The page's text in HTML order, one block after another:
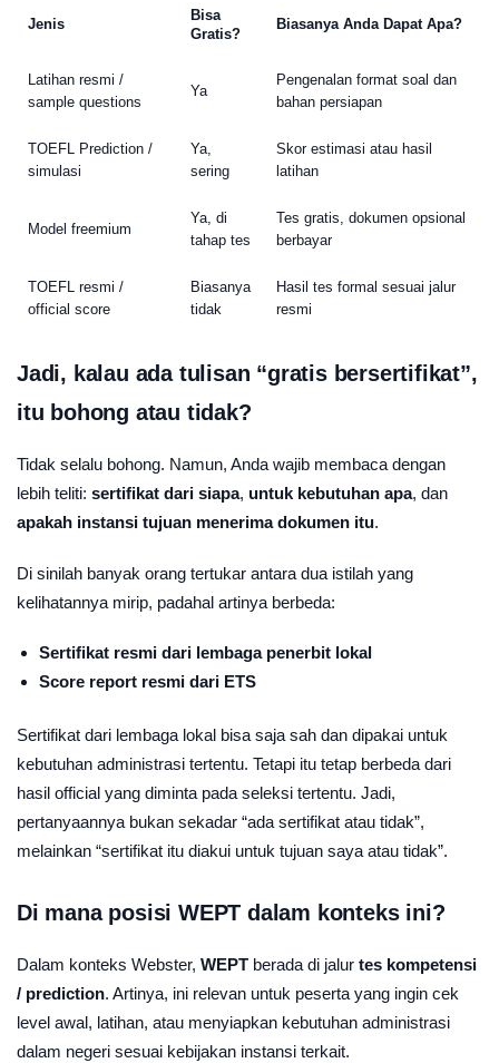
Jenis
Bisa
Gratis?
Biasanya Anda Dapat Apa?
Latihan resmi /
sample questions
Ya
Pengenalan format soal dan
bahan persiapan
TOEFL Prediction /
simulasi
Ya,
sering
Skor estimasi atau hasil
latihan
Model freemium
Ya, di
tahap tes
Tes gratis, dokumen opsional
berbayar
TOEFL resmi /
official score
Biasanya
tidak
Hasil tes formal sesuai jalur
resmi
Jadi, kalau ada tulisan “gratis bersertifikat”,
itu bohong atau tidak?
Tidak selalu bohong. Namun, Anda wajib membaca dengan
lebih teliti: sertifikat dari siapa, untuk kebutuhan apa, dan
apakah instansi tujuan menerima dokumen itu.
Di sinilah banyak orang tertukar antara dua istilah yang
kelihatannya mirip, padahal artinya berbeda:
Sertifikat resmi dari lembaga penerbit lokal
Score report resmi dari ETS
Sertifikat dari lembaga lokal bisa saja sah dan dipakai untuk
kebutuhan administrasi tertentu. Tetapi itu tetap berbeda dari
hasil official yang diminta pada seleksi tertentu. Jadi,
pertanyaannya bukan sekadar “ada sertifikat atau tidak”,
melainkan “sertifikat itu diakui untuk tujuan saya atau tidak”.
Di mana posisi WEPT dalam konteks ini?
Dalam konteks Webster, WEPT berada di jalur tes kompetensi
/ prediction. Artinya, ini relevan untuk peserta yang ingin cek
level awal, latihan, atau menyiapkan kebutuhan administrasi
dalam negeri sesuai kebijakan instansi terkait.